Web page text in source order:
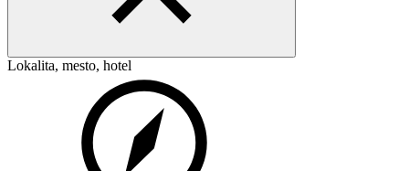
Lokalita, mesto, hotel